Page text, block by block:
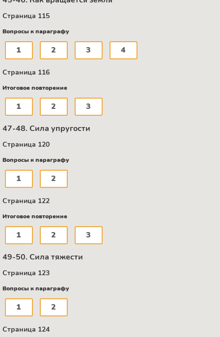
Страница 115
Вопросы к параграфу
1 2 3 4
Страница 116
Итоговое повторение
1 2 3
47-48. Сила упругости
Страница 120
Вопросы к параграфу
1 2
Страница 122
Итоговое повторение
1 2 3
49-50. Сила тяжести
Страница 123
Вопросы к параграфу
1 2
Страница 124